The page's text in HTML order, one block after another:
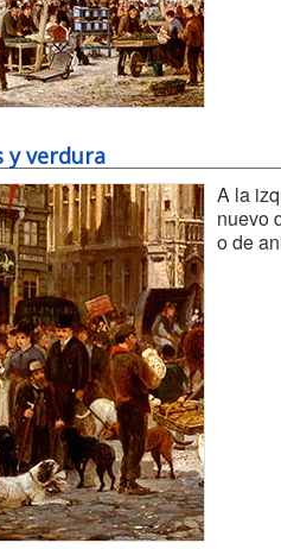
y verdura
A la
nuevo
o de